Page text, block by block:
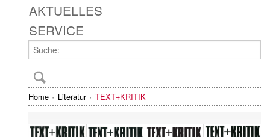
AKTUELLES
SERVICE
Home Literatur TEXT+KRITIK